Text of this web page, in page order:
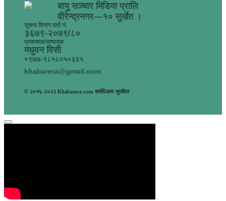
बायु सञ्चार मिडिया प्रालि
वीरेन्द्रनगर—१० सुर्खेत ।
सूचना विभाग दर्ता नं.
३६७९-२०७९/८०
प्रकाशक/सम्पादक
मधुवन विसी
+९७७-९८५८०५०३३५
khabarera@gmail.com
© २०१६-२०२२ Khabarera.com सर्वाधिकार सुरक्षित